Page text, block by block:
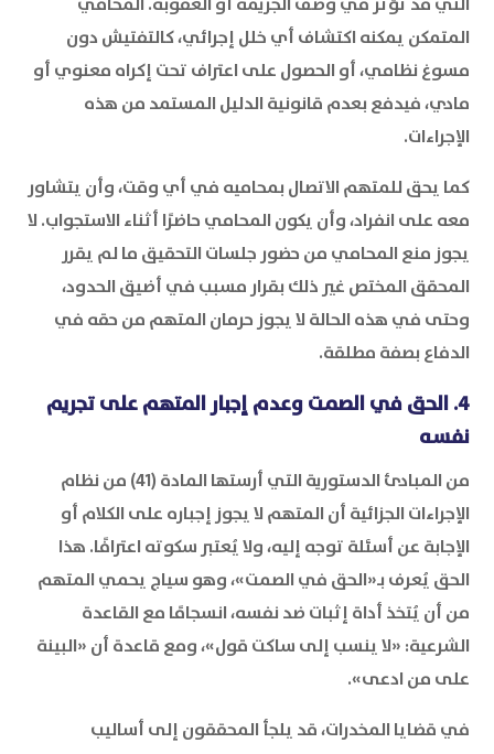
المتمكن يمكنه اكتشاف أي خلل إجرائي، كالتفتيش دون
مسوغ نظامي، أو الحصول على اعتراف تحت إكراه معنوي أو
مادي، فيدفع بعدم قانونية الدليل المستمد من هذه
الإجراءات.
كما يحق للمتهم الاتصال بمحاميه في أي وقت، وأن يتشاور
معه على انفراد، وأن يكون المحامي حاضرًا أثناء الاستجواب. لا
يجوز منع المحامي من حضور جلسات التحقيق ما لم يقرر
المحقق المختص غير ذلك بقرار مسبب في أضيق الحدود،
وحتى في هذه الحالة لا يجوز حرمان المتهم من حقه في
الدفاع بصفة مطلقة.
4. الحق في الصمت وعدم إجبار المتهم على تجريم
نفسه
من المبادئ الدستورية التي أرستها المادة (41) من نظام
الإجراءات الجزائية أن المتهم لا يجوز إجباره على الكلام أو
الإجابة عن أسئلة توجه إليه، ولا يُعتبر سكوته اعترافًا. هذا
الحق يُعرف بـ«الحق في الصمت»، وهو سياج يحمي المتهم
من أن يُتخذ أداة إثبات ضد نفسه، انسجامًا مع القاعدة
الشرعية: «لا ينسب إلى ساكت قول»، ومع قاعدة أن «البينة
على من ادعى».
في قضايا المخدرات، قد يلجأ المحققون إلى أساليب